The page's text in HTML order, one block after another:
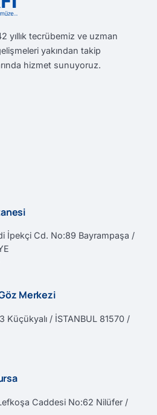
yıllık tecrübemiz ve uzman
yakından takip
hizmet sunuyoruz.
İpekçi Cd. No:89 Bayrampaşa /
Merkezi
Küçükyalı / İSTANBUL 81570 /
Caddesi No:62 Nilüfer /